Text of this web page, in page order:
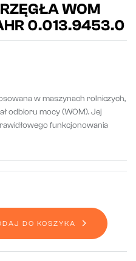
WOM
0.013.9453.0
w maszynach rolniczych,
odbioru mocy (WOM). Jej
funkcjonowania
DO KOSZYKA